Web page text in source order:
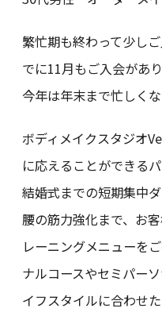
繁忙期も終わって少し
でに11月もご入会があ
今年は年末まで忙しく
ボディメイクスタジオ
に応えることができる
結婚式までの短期集中
腰の筋力強化まで、お
レーニングメニューを
ナルコースやセミパー
イフスタイルに合わせ